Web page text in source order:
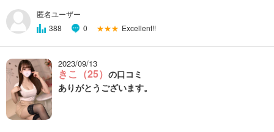
匿名ユーザー
388
0 ★★★ Excellent!!
2023/09/13
きこ（25） の口コミ
ありがとうございます。